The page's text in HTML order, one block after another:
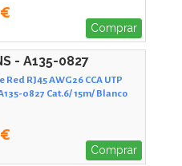
Comprar
- A135-0827
Red RJ45 AWG26 CCA UTP
0827 Cat.6/ 15m/ Blanco
Comprar